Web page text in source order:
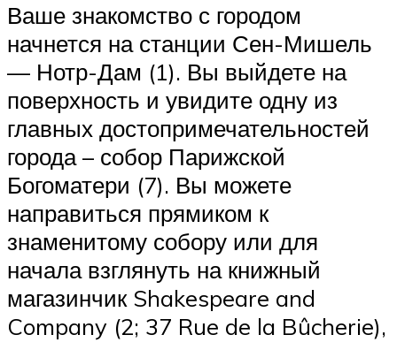
Ваше знакомство с городом
начнется на станции Сен-Мишель
— Нотр-Дам (1). Вы выйдете на
поверхность и увидите одну из
главных достопримечательностей
города – собор Парижской
Богоматери (7). Вы можете
направиться прямиком к
знаменитому собору или для
начала взглянуть на книжный
магазинчик Shakespeare and
Company (2; 37 Rue de la Bûcherie),